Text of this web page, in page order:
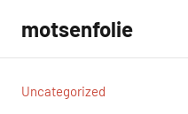
contenu
motsenfolie
Uncategorized